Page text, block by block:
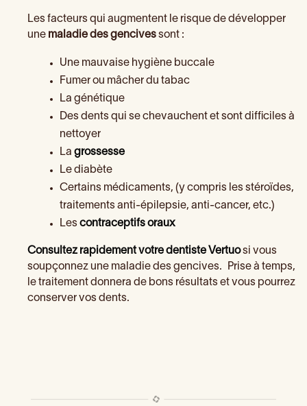
Les facteurs qui augmentent le risque de développer
une maladie des gencives sont :
Une mauvaise hygiène buccale
Fumer ou mâcher du tabac
La génétique
Des dents qui se chevauchent et sont difficiles à
nettoyer
La grossesse
Le diabète
Certains médicaments, (y compris les stéroïdes,
traitements anti-épilepsie, anti-cancer, etc.)
Les contraceptifs oraux
Consultez rapidement votre dentiste Vertuosi vous
soupçonnez une maladie des gencives. Prise à temps,
le traitement donnera de bons résultats et vous pourrez
conserver vos dents.